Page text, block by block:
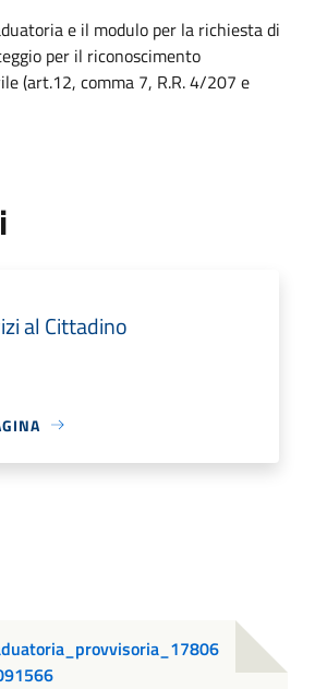
e il modulo per la richiesta di
per il riconoscimento
(art.12, comma 7, R.R. 4/207 e
al Cittadino